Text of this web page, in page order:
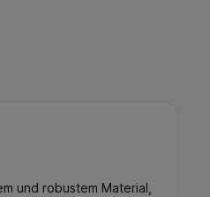
und robustem Material,